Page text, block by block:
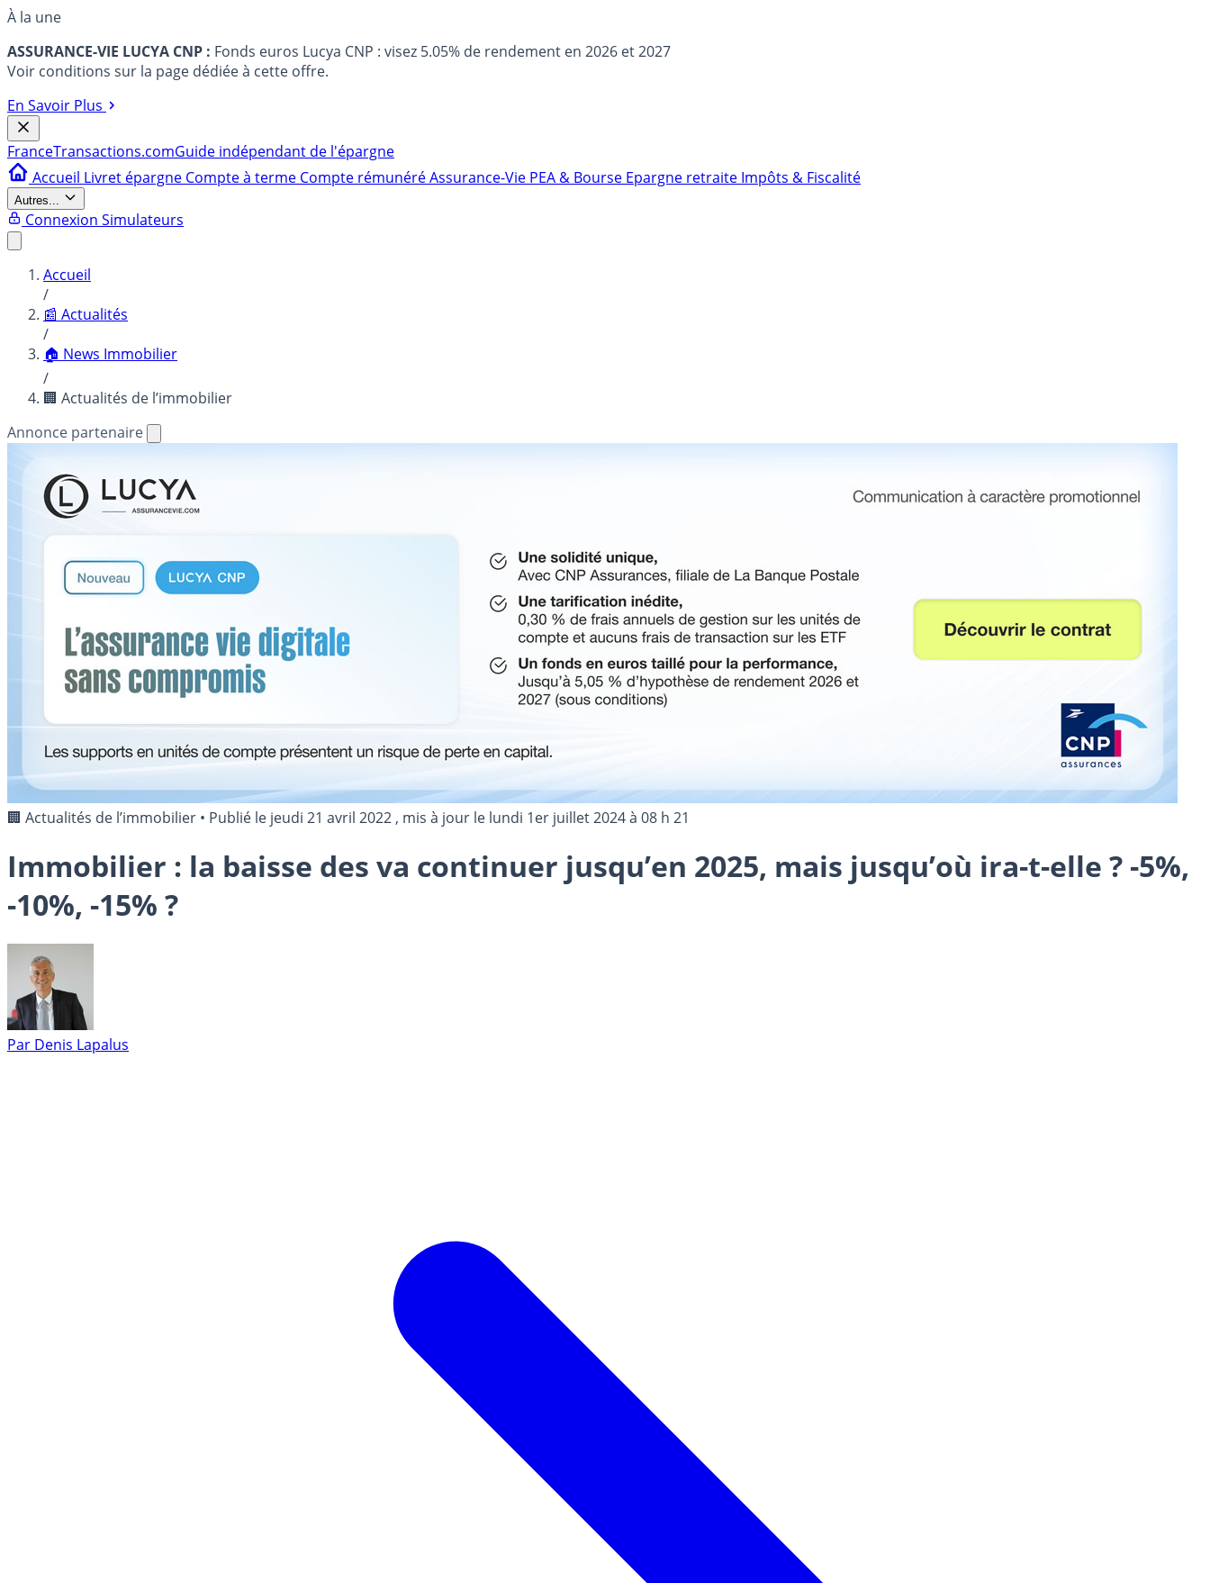
À la une
ASSURANCE-VIE LUCYA CNP : Fonds euros Lucya CNP : visez 5.05% de rendement en 2026 et 2027
Voir conditions sur la page dédiée à cette offre.
En Savoir Plus
FranceTransactions.comGuide indépendant de l'épargne
Accueil Livret épargne Compte à terme Compte rémunéréAssurance-Vie PEA & Bourse Epargne retraite Impôts & Fiscalité
Autres...
Connexion Simulateurs
Accueil
/
📰 Actualités
/
🏠 News Immobilier
/
🏢 Actualités de l’immobilier
Annonce partenaire
🏢 Actualités de l’immobilier • Publié le jeudi 21 avril 2022 , mis à jour le lundi 1er juillet 2024 à 08 h 21
Immobilier : la baisse des va continuer jusqu’en 2025, mais jusqu’où ira-t-elle ? -5%,
-10%, -15% ?
Par Denis Lapalus